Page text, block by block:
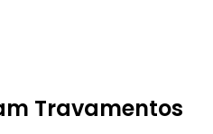
Travamentos